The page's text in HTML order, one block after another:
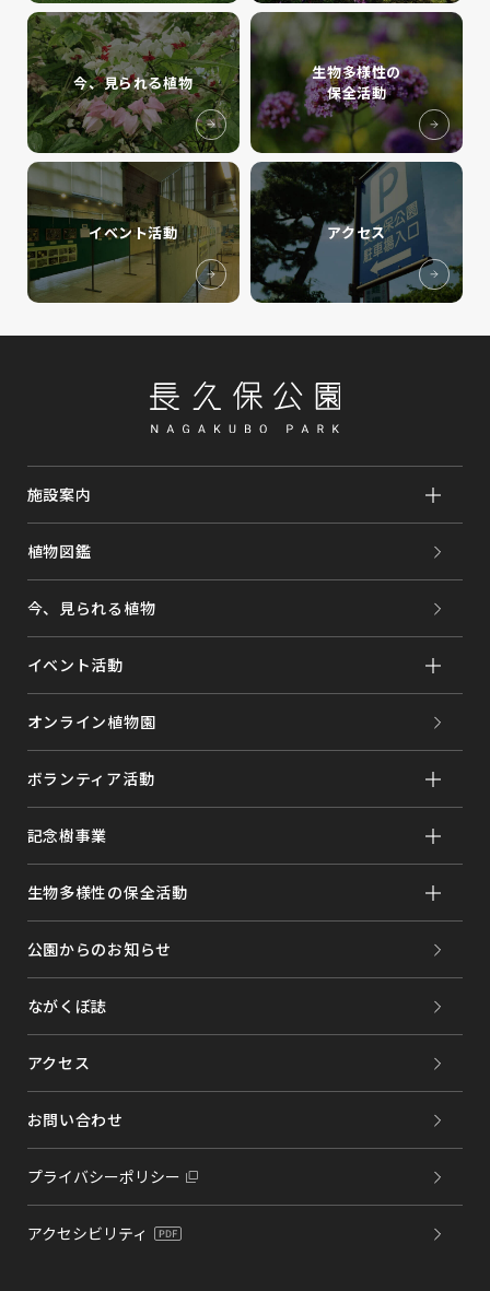
今、見られる植物
生物多様性の
保全活動
イベント活動 アクセス
施設案内
植物図鑑
今、見られる植物
イベント活動
オンライン植物園
ボランティア活動
記念樹事業
生物多様性の保全活動
公園からのお知らせ
ながくぼ誌
アクセス
お問い合わせ
プライバシーポリシー
アクセシビリティ